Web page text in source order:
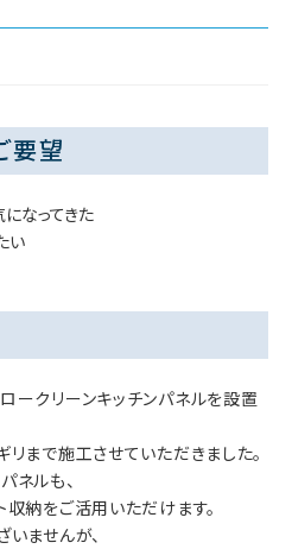
要望
なってきた
い
ークリーンキッチンパネルを設置
まで施工させていただきました。
ネルも、
納をご活用いただけます。
ませんが、